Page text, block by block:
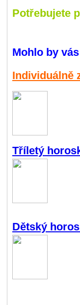
Potřebujete
Mohlo by
Individuálně
Tříletý
Dětský